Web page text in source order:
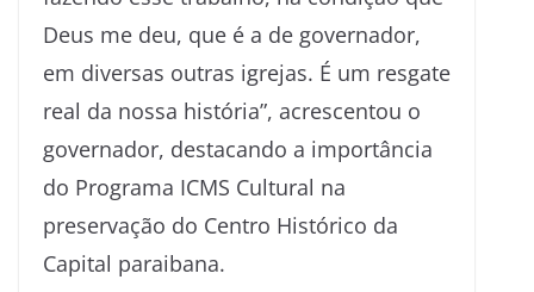
Deus me deu, que é a de governador,
em diversas outras igrejas. É um resgate
real da nossa história”, acrescentou o
governador, destacando a importância
do Programa ICMS Cultural na
preservação do Centro Histórico da
Capital paraibana.